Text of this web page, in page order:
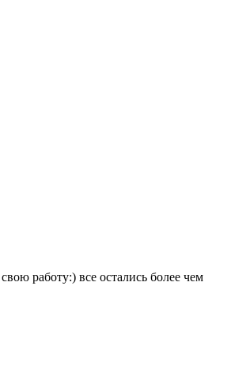
работу:) все остались более чем